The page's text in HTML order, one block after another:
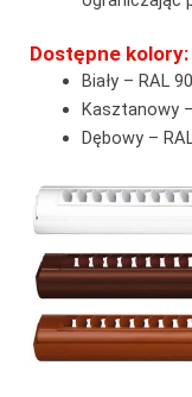
Dostępne kolory:
Biały – RAL
Kasztanowy
Dębowy –